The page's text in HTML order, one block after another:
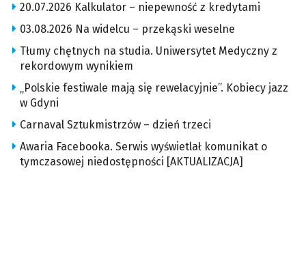
20.07.2026 Kalkulator – niepewność z kredytami
03.08.2026 Na widelcu – przekąski weselne
Tłumy chętnych na studia. Uniwersytet Medyczny z
rekordowym wynikiem
„Polskie festiwale mają się rewelacyjnie”. Kobiecy jazz
w Gdyni
Carnaval Sztukmistrzów – dzień trzeci
Awaria Facebooka. Serwis wyświetlał komunikat o
tymczasowej niedostępności [AKTUALIZACJA]